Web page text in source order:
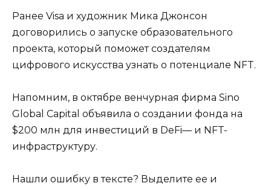
Ранее Visa и художник Мика Джонсон
договорились о запуске образовательного
проекта, который поможет создателям
цифрового искусства узнать о потенциале NFT.
Напомним, в октябре венчурная фирма Sino
Global Capital объявила о создании фонда на
$200 млн для инвестиций в DeFi— и NFT-
инфраструктуру.
Нашли ошибку в тексте? Выделите ее и